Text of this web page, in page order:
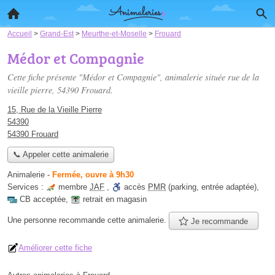
Accueil > Grand-Est > Meurthe-et-Moselle > Frouard
Médor et Compagnie
Cette fiche présente "Médor et Compagnie", animalerie située rue de la
vieille pierre, 54390 Frouard.
15, Rue de la Vieille Pierre
54390
54390 Frouard
📞 Appeler cette animalerie
Animalerie - Fermée, ouvre à 9h30
Services :
membre JAF , accès PMR (parking, entrée adaptée),
CB acceptée, retrait en magasin
Une personne recommande cette animalerie. Je recommande
Améliorer cette fiche